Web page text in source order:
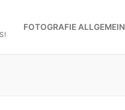
FOTOGRAFIE ALLGEMEIN